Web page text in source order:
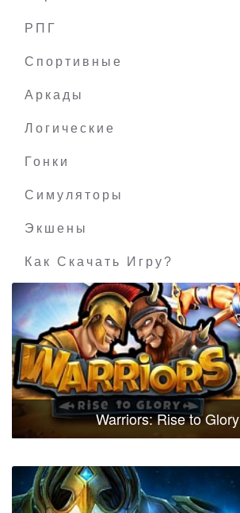
РПГ
Спортивные
Аркады
Логические
Гонки
Симуляторы
Экшены
Как Скачать Игру?
Warriors: Rise to Glory